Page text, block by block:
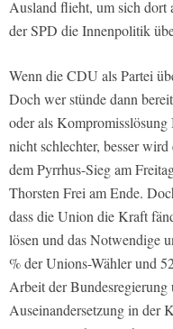
Ausland flieht, um sich dort
der SPD die Innenpolitik
Wenn die CDU als Partei
Doch wer stünde dann
oder als
nicht schlechter, besser
dem Pyrrhus-Sieg am
Thorsten Frei am Ende.
dass die Union die Kraft
lösen und das Notwendige
% der Unions-Wähler und
Arbeit der
Auseinandersetzung in der